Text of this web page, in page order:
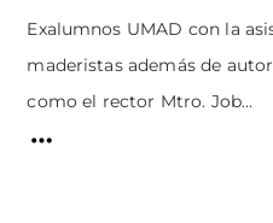
Exalumnos UMAD con la
maderistas además de
como el rector Mtro. Job...